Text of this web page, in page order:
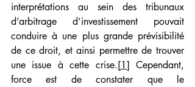
interprétations au sein des tribunaux
d’arbitrage d’investissement pouvait
conduire à une plus grande prévisibilité
de ce droit, et ainsi permettre de trouver
une issue à cette crise.[1] Cependant,
force est de constater que le